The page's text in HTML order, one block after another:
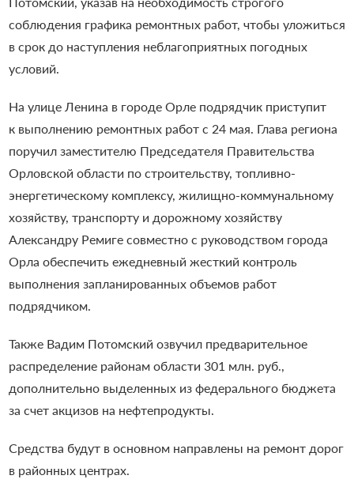
соблюдения графика ремонтных работ, чтобы уложиться
в срок до наступления неблагоприятных погодных
условий.
На улице Ленина в городе Орле подрядчик приступит
к выполнению ремонтных работ с 24 мая. Глава региона
поручил заместителю Председателя Правительства
Орловской области по строительству, топливно-
энергетическому комплексу, жилищно-коммунальному
хозяйству, транспорту и дорожному хозяйству
Александру Ремиге совместно с руководством города
Орла обеспечить ежедневный жесткий контроль
выполнения запланированных объемов работ
подрядчиком.
Также Вадим Потомский озвучил предварительное
распределение районам области 301 млн. руб.,
дополнительно выделенных из федерального бюджета
за счет акцизов на нефтепродукты.
Средства будут в основном направлены на ремонт дорог
в районных центрах.